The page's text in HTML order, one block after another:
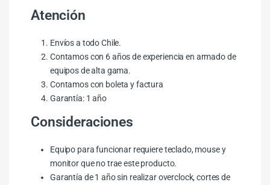
Atención
Envíos a todo Chile.
Contamos con 6 años de experiencia en armado de
equipos de alta gama.
Contamos con boleta y factura
Garantía: 1 año
Consideraciones
Equipo para funcionar requiere teclado, mouse y
monitor que no trae este producto.
Garantía de 1 año sin realizar overclock, cortes de